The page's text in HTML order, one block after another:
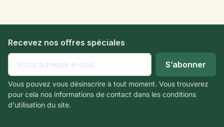
Recevez nos offres spéciales
Vous pouvez vous désinscrire à tout moment. Vous trouverez
pour cela nos informations de contact dans les conditions
d'utilisation du site.